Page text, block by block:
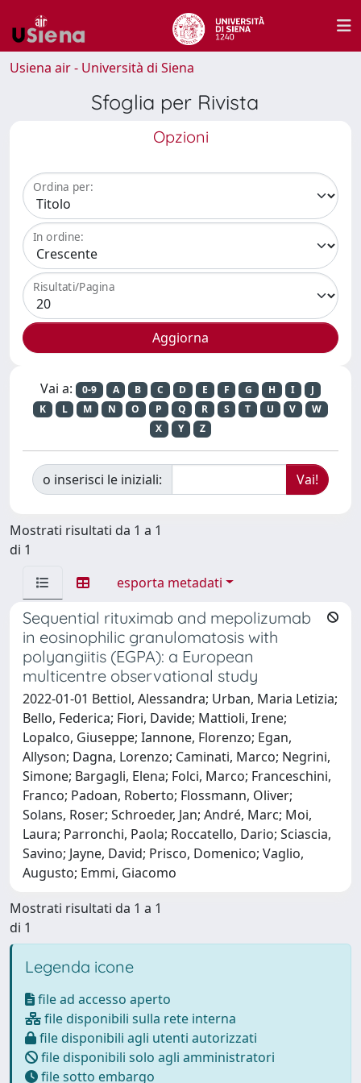
Usiena air - Università di Siena
Sfoglia per Rivista
Opzioni
Ordina per:
In ordine:
Risultati/Pagina
Vai a: 0-9 A B C D E F G H I
J
K
L M N O P Q R S T U V
W
X
Y Z
o inserisci le iniziali:
Mostrati risultati da 1 a 1
di 1
esporta metadati
Sequential rituximab and mepolizumab
in eosinophilic granulomatosis with
polyangiitis (EGPA): a European
multicentre observational study
2022-01-01 Bettiol, Alessandra; Urban, Maria Letizia;
Bello, Federica; Fiori, Davide; Mattioli, Irene;
Lopalco, Giuseppe; Iannone, Florenzo; Egan,
Allyson; Dagna, Lorenzo; Caminati, Marco; Negrini,
Simone; Bargagli, Elena; Folci, Marco; Franceschini,
Franco; Padoan, Roberto; Flossmann, Oliver;
Solans, Roser; Schroeder, Jan; André, Marc; Moi,
Laura; Parronchi, Paola; Roccatello, Dario; Sciascia,
Savino; Jayne, David; Prisco, Domenico; Vaglio,
Augusto; Emmi, Giacomo
Mostrati risultati da 1 a 1
di 1
Legenda icone
file ad accesso aperto
file disponibili sulla rete interna
file disponibili agli utenti autorizzati
file disponibili solo agli amministratori
file sotto embargo